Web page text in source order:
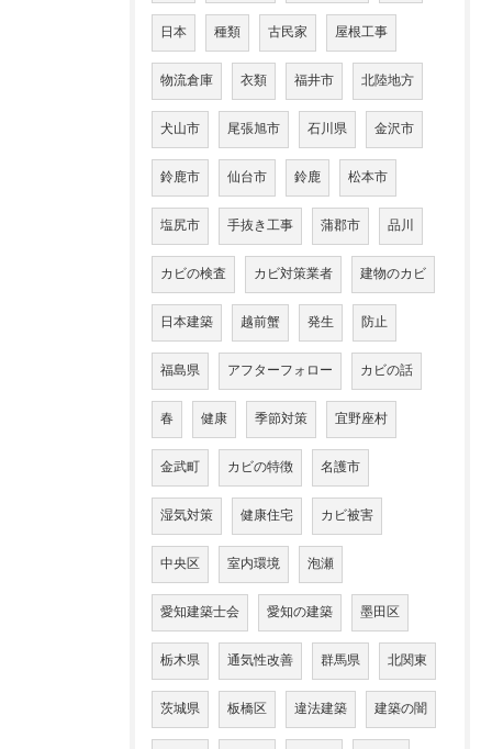
日本 種類 古民家 屋根工事
物流倉庫 衣類 福井市 北陸地方
犬山市 尾張旭市 石川県 金沢市
鈴鹿市 仙台市 鈴鹿 松本市
塩尻市 手抜き工事 蒲郡市 品川
カビの検査 カビ対策業者 建物のカビ
日本建築 越前蟹 発生 防止
福島県 アフターフォロー カビの話
春 健康 季節対策 宜野座村
金武町 カビの特徴 名護市
湿気対策 健康住宅 カビ被害
中央区 室内環境 泡瀬
愛知建築士会 愛知の建築 墨田区
栃木県 通気性改善 群馬県 北関東
茨城県 板橋区 違法建築 建築の闇